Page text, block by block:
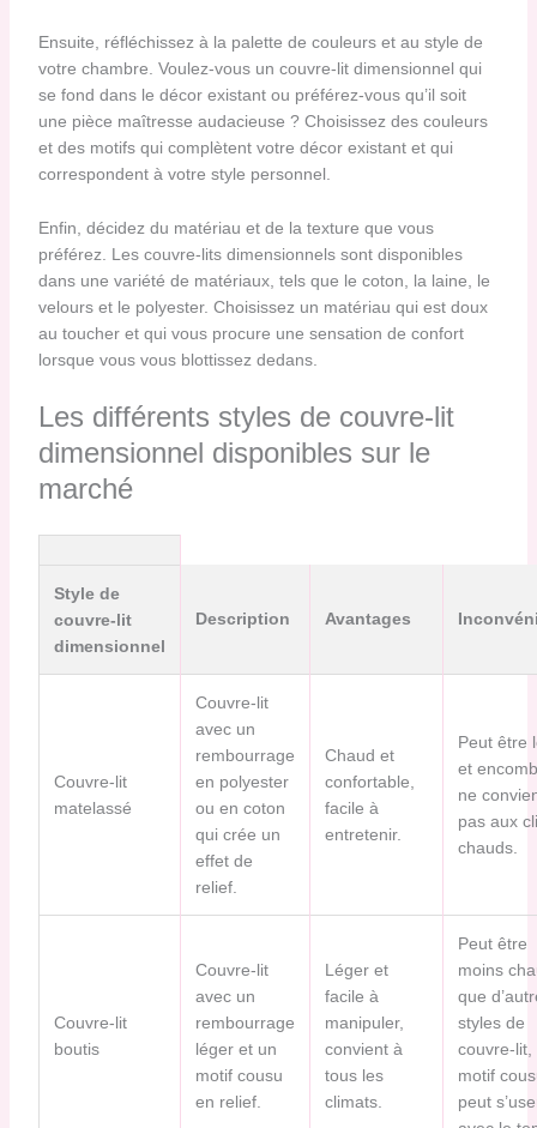
Ensuite, réfléchissez à la palette de couleurs et au style de
votre chambre. Voulez-vous un couvre-lit dimensionnel qui
se fond dans le décor existant ou préférez-vous qu’il soit
une pièce maîtresse audacieuse ? Choisissez des couleurs
et des motifs qui complètent votre décor existant et qui
correspondent à votre style personnel.
Enfin, décidez du matériau et de la texture que vous
préférez. Les couvre-lits dimensionnels sont disponibles
dans une variété de matériaux, tels que le coton, la laine, le
velours et le polyester. Choisissez un matériau qui est doux
au toucher et qui vous procure une sensation de confort
lorsque vous vous blottissez dedans.
Les différents styles de couvre-lit
dimensionnel disponibles sur le
marché
Style de
couvre-lit
dimensionnel
Description Avantages
Couvre-lit
matelassé
Couvre-lit
avec un
rembourrage
en polyester
ou en coton
qui crée un
effet de
relief.
Chaud et
confortable,
facile à
entretenir.
Peut être
et
ne
pas aux
chauds.
Couvre-lit
boutis
Couvre-lit
avec un
rembourrage
léger et un
motif cousu
en relief.
Léger et
facile à
manipuler,
convient à
tous les
climats.
Peut être
moins
que
styles de
couvre-lit,
motif
peut